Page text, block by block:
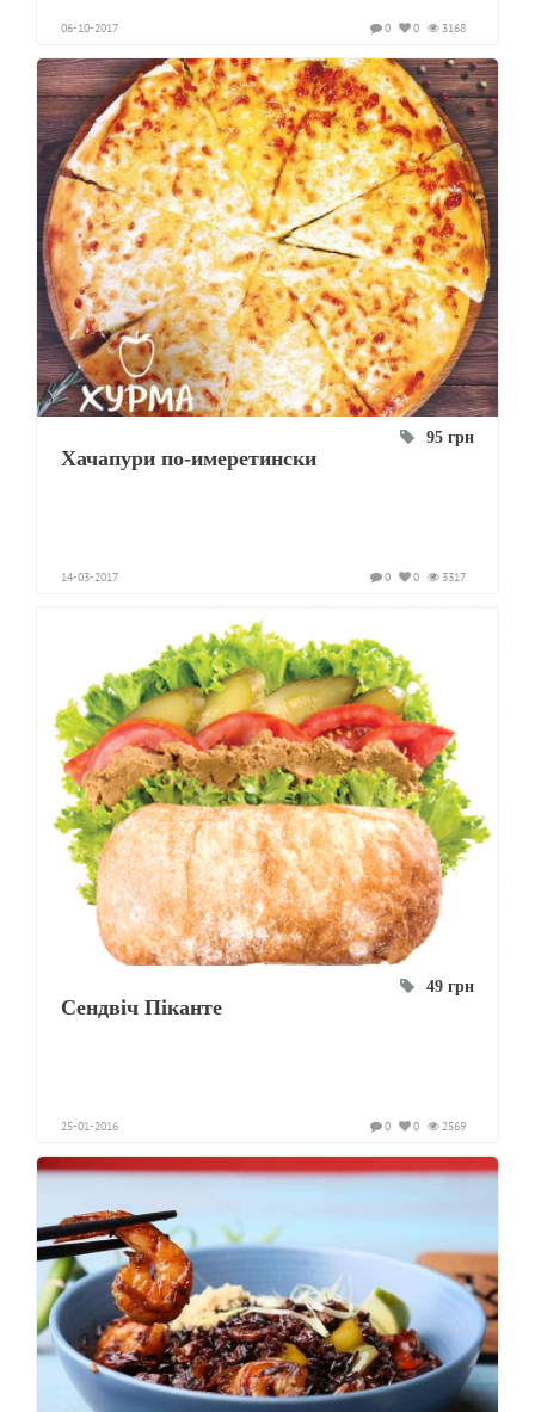
06-10-2017 3168
0
0
95 грн
Хачапури по-имеретински
14-03-2017 3317
0
0
49 грн
Сендвіч Піканте
25-01-2016 2569
0
0